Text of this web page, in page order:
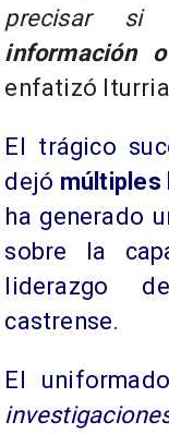
precisar si
información
enfatizó
El trágico
dejó múltiples
ha generado
sobre la
liderazgo
castrense.
​El